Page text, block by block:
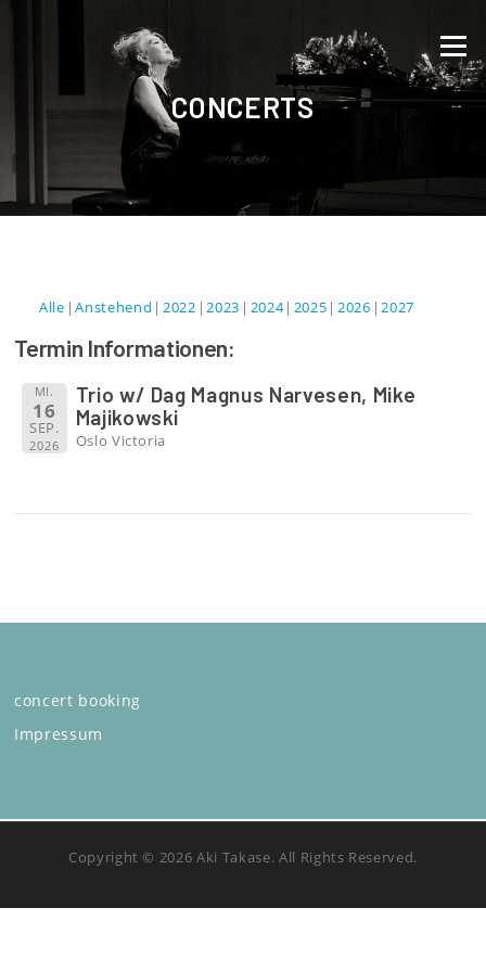
Menü
CONCERTS
Alle Anstehend 2022 2023 2024 2025 2026 2027
Termin Informationen:
MI.
16
SEP.
2026
Trio w/ Dag Magnus Narvesen, Mike
Majikowski
Oslo Victoria
concert booking
Impressum
Copyright © 2026 Aki Takase. All Rights Reserved.